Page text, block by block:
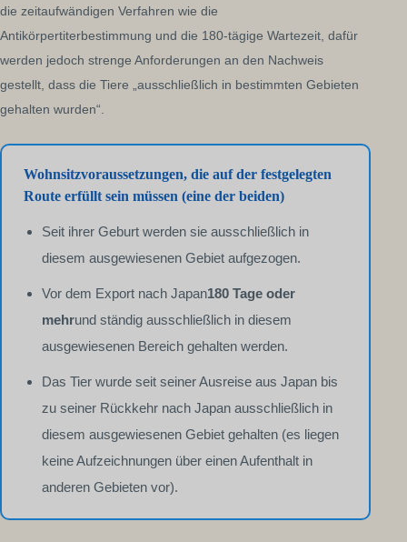
die zeitaufwändigen Verfahren wie die
Antikörpertiterbestimmung und die 180-tägige Wartezeit, dafür
werden jedoch strenge Anforderungen an den Nachweis
gestellt, dass die Tiere „ausschließlich in bestimmten Gebieten
gehalten wurden“.
Wohnsitzvoraussetzungen, die auf der festgelegten
Route erfüllt sein müssen (eine der beiden)
Seit ihrer Geburt werden sie ausschließlich in
diesem ausgewiesenen Gebiet aufgezogen.
Vor dem Export nach Japan180 Tage oder
mehrund ständig ausschließlich in diesem
ausgewiesenen Bereich gehalten werden.
Das Tier wurde seit seiner Ausreise aus Japan bis
zu seiner Rückkehr nach Japan ausschließlich in
diesem ausgewiesenen Gebiet gehalten (es liegen
keine Aufzeichnungen über einen Aufenthalt in
anderen Gebieten vor).